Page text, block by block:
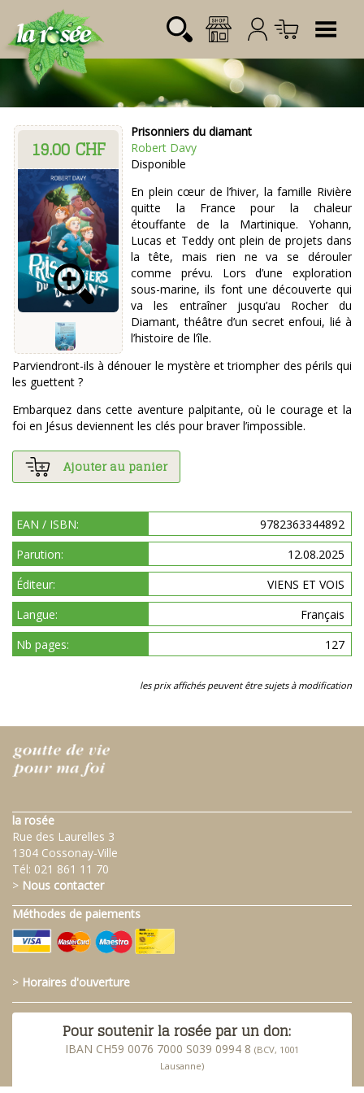
Login:
Mot de passe:
Désignation Référence
19.00 CHF
Prisonniers du diamant
Robert Davy
Disponible
En plein cœur de l’hiver, la famille Rivière
quitte la France pour la chaleur
étouffante de la Martinique. Yohann,
Lucas et Teddy ont plein de projets dans
la tête, mais rien ne va se dérouler
comme prévu. Lors d’une exploration
sous-marine, ils font une découverte qui
va les entraîner jusqu’au Rocher du
Diamant, théâtre d’un secret enfoui, lié à
l’histoire de l’île.
Parviendront-ils à dénouer le mystère et triompher des périls qui
les guettent ?
Embarquez dans cette aventure palpitante, où le courage et la
foi en Jésus deviennent les clés pour braver l’impossible.
Ajouter au panier
EAN / ISBN:
9782363344892
Parution:
12.08.2025
Éditeur:
VIENS ET VOIS
Langue:
Français
Nb pages:
127
les prix affichés peuvent être sujets à modification
la rosée
Rue des Laurelles 3
1304 Cossonay-Ville
Tél: 021 861 11 70
> Nous contacter
Méthodes de paiements
> Horaires d'ouverture
Pour soutenir la rosée par un don:
IBAN CH59 0076 7000 S039 0994 8 (BCV, 1001
Lausanne)